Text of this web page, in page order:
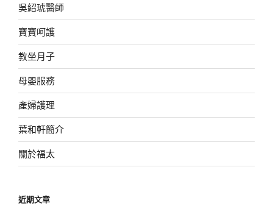
吳紹琥醫師
寶寶呵護
教坐月子
母嬰服務
產婦護理
葉和軒簡介
關於福太
近期文章